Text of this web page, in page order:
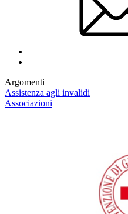
Argomenti
Assistenza agli invalidi
Associazioni